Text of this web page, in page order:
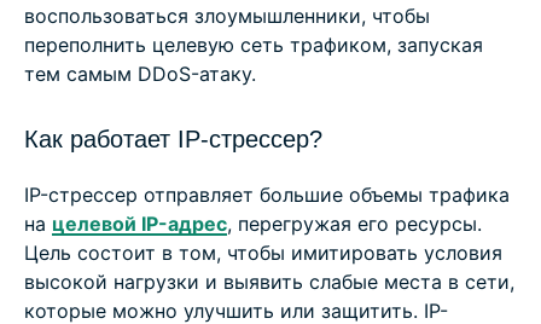
воспользоваться злоумышленники, чтобы
переполнить целевую сеть трафиком, запуская
тем самым DDoS-атаку.
Как работает IP-стрессер?
IP-стрессер отправляет большие объемы трафика
на целевой IP-адрес, перегружая его ресурсы.
Цель состоит в том, чтобы имитировать условия
высокой нагрузки и выявить слабые места в сети,
которые можно улучшить или защитить. IP-